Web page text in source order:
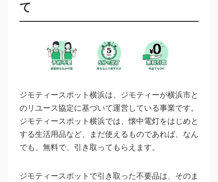
て
ジモティースポット横浜は、ジモティーが横浜市と
のリユース協定に基づいて運営している事業です。
ジモティースポット横浜では、懐中電灯をはじめと
する生活用品など、まだ使えるものであれば、なん
でも、無料で、引き取ってもらえます。
ジモティースポットで引き取った不要品は、そのま